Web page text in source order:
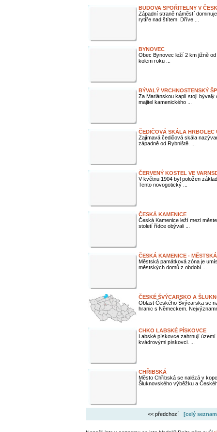
BUDOVA SPOŘITELNY V
Západní straně náměstí
rytíře nad štítem. Dříve ...
BYNOVEC
Obec Bynovec leží 2 km jižně
kolem roku ...
BÝVALÝ VRCHNOSTENSKÝ
Za Mariánskou kaplí stojí bývalý
majitel kamenického ...
ČEDIČOVÁ SKÁLA HRBOLEC
Zajímavá čedičová skála
západně od Rybniště. ...
ČERVENÝ KOSTEL VE
V květnu 1904 byl položen
Tento novogotický ...
ČESKÁ KAMENICE
Česká Kamenice leží mezi
století řídce obývali ...
ČESKÁ KAMENICE -
Městská památková zóna je
městských domů z období ...
ČESKÉ ŠVÝCARSKO A
Oblast Českého Švýcarska se
hranic s Německem.
CHKO LABSKÉ PÍSKOVCE
Labské pískovce zahrnují
kvádrovými pískovci. ...
CHŘIBSKÁ
Město Chřibská se nalézá v
Šluknovského výběžku a
<< předchozí [celý